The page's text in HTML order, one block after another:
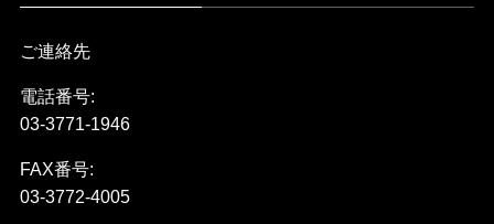
ご連絡先
電話番号:
03-3771-1946
FAX番号:
03-3772-4005